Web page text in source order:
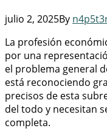
julio 2, 2025By
La profesión
por una
el problema general
está reconociendo
precisos de esta
del todo y necesitan
completa.